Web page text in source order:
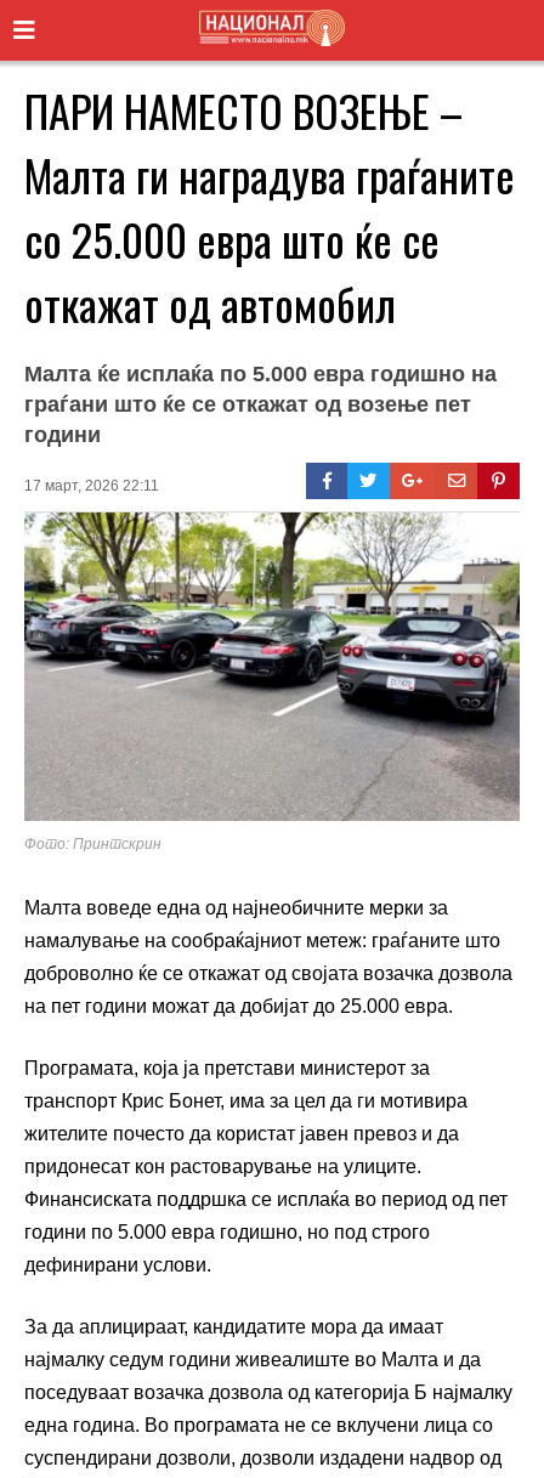
ПАРИ НАМЕСТО ВОЗЕЊЕ –
Малта ги наградува граѓаните
со 25.000 евра што ќе се
откажат од автомобил
Малта ќе исплаќа по 5.000 евра годишно на
граѓани што ќе се откажат од возење пет
години
17 март, 2026 22:11
Фото: Принтскрин
Малта воведе една од најнеобичните мерки за
намалување на сообраќајниот метеж: граѓаните што
доброволно ќе се откажат од својата возачка дозвола
на пет години можат да добијат до 25.000 евра.
Програмата, која ја претстави министерот за
транспорт Крис Бонет, има за цел да ги мотивира
жителите почесто да користат јавен превоз и да
придонесат кон растоварување на улиците.
Финансиската поддршка се исплаќа во период од пет
години по 5.000 евра годишно, но под строго
дефинирани услови.
За да аплицираат, кандидатите мора да имаат
најмалку седум години живеалиште во Малта и да
поседуваат возачка дозвола од категорија Б најмалку
една година. Во програмата не се вклучени лица со
суспендирани дозволи, дозволи издадени надвор од